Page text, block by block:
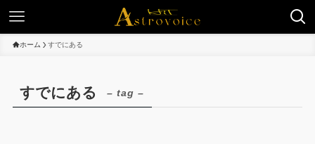
ホーム すでにある
すでにある – tag –